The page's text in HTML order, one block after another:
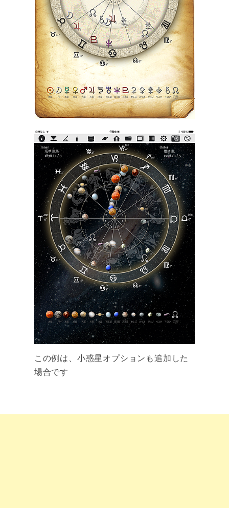
この例は、小惑星オプションも追加した
場合です